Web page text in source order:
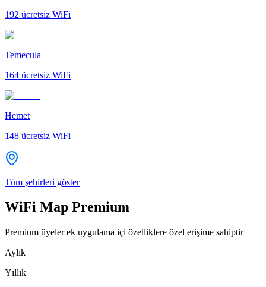
192 ücretsiz WiFi
Temecula
164 ücretsiz WiFi
Hemet
148 ücretsiz WiFi
Tüm şehirleri göster
WiFi Map Premium
Premium üyeler ek uygulama içi özelliklere özel erişime sahiptir
Aylık
Yıllık